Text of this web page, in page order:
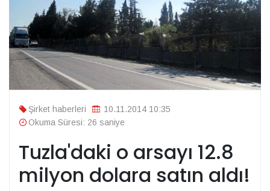
Şirket haberleri
10.11.2014 10:35
Okuma Süresi: 26 saniye
Tuzla'daki o arsayı 12.8
milyon dolara satın aldı!